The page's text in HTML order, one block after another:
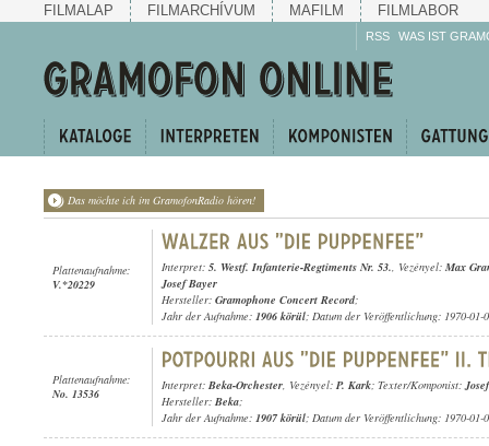
FILMALAP FILMARCHÍVUM MAFILM FILMLABOR
RSS WAS IST
Das möchte ich im GramofonRadio hören!
Plattenaufnahme:
V.*20229
Interpret: 5. Westf. Infanterie-Regtiments Nr. 53., Vezényel: Max
Josef Bayer
Hersteller: Gramophone Concert Record;
Jahr der Aufnahme: 1906 körül; Datum der Veröffentlichung: 1970-01-
Plattenaufnahme:
No. 13536
Interpret: Beka-Orchester, Vezényel: P. Kark; Texter/Komponist:
Hersteller: Beka;
Jahr der Aufnahme: 1907 körül; Datum der Veröffentlichung: 1970-01-